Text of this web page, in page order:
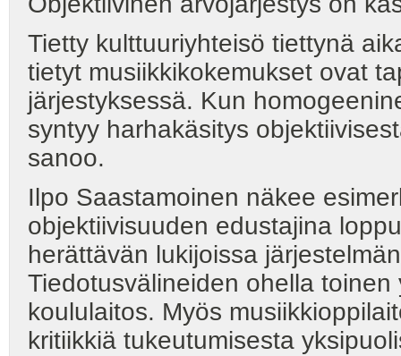
Tietty kulttuuriyhteisö tiettynä
tietyt musiikkikokemukset ovat
järjestyksessä. Kun
syntyy harhakäsitys
sanoo.
Ilpo Saastamoinen näkee
objektiivisuuden edustajina
herättävän lukijoissa
Tiedotusvälineiden ohella
koululaitos. Myös
kritiikkiä tukeutumisesta